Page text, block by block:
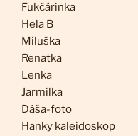
Fukčárinka
Hela B
Miluška
Renatka
Lenka
Jarmilka
Dáša-foto
Hanky kaleidoskop